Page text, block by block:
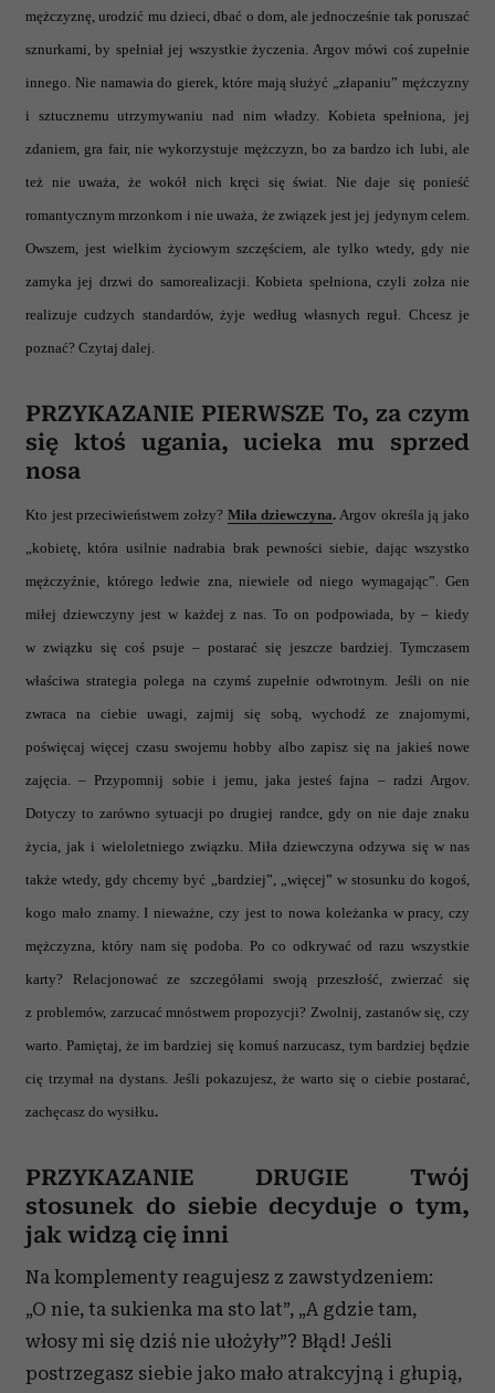
mężczyznę, urodzić mu dzieci, dbać o dom, ale jednocześnie tak poruszać
sznurkami, by spełniał jej wszystkie życzenia. Argov mówi coś zupełnie
innego. Nie namawia do gierek, które mają służyć „złapaniu” mężczyzny
i sztucznemu utrzymywaniu nad nim władzy. Kobieta spełniona, jej
zdaniem, gra fair, nie wykorzystuje mężczyzn, bo za bardzo ich lubi, ale
też nie uważa, że wokół nich kręci się świat. Nie daje się ponieść
romantycznym mrzonkom i nie uważa, że związek jest jej jedynym celem.
Owszem, jest wielkim życiowym szczęściem, ale tylko wtedy, gdy nie
zamyka jej drzwi do samorealizacji. Kobieta spełniona, czyli zołza nie
realizuje cudzych standardów, żyje według własnych reguł. Chcesz je
poznać? Czytaj dalej.
PRZYKAZANIE PIERWSZE To, za czym
się ktoś ugania, ucieka mu sprzed
nosa
Kto jest przeciwieństwem zołzy? Miła dziewczyna. Argov określa ją jako
„kobietę, która usilnie nadrabia brak pewności siebie, dając wszystko
mężczyźnie, którego ledwie zna, niewiele od niego wymagając”. Gen
miłej dziewczyny jest w każdej z nas. To on podpowiada, by – kiedy
w związku się coś psuje – postarać się jeszcze bardziej. Tymczasem
właściwa strategia polega na czymś zupełnie odwrotnym. Jeśli on nie
zwraca na ciebie uwagi, zajmij się sobą, wychodź ze znajomymi,
poświęcaj więcej czasu swojemu hobby albo zapisz się na jakieś nowe
zajęcia. – Przypomnij sobie i jemu, jaka jesteś fajna – radzi Argov.
Dotyczy to zarówno sytuacji po drugiej randce, gdy on nie daje znaku
życia, jak i wieloletniego związku. Miła dziewczyna odzywa się w nas
także wtedy, gdy chcemy być „bardziej”, „więcej” w stosunku do kogoś,
kogo mało znamy. I nieważne, czy jest to nowa koleżanka w pracy, czy
mężczyzna, który nam się podoba. Po co odkrywać od razu wszystkie
karty? Relacjonować ze szczegółami swoją przeszłość, zwierzać się
z problemów, zarzucać mnóstwem propozycji? Zwolnij, zastanów się, czy
warto. Pamiętaj, że im bardziej się komuś narzucasz, tym bardziej będzie
cię trzymał na dystans. Jeśli pokazujesz, że warto się o ciebie postarać,
zachęcasz do wysiłku.
PRZYKAZANIE DRUGIE Twój
stosunek do siebie decyduje o tym,
jak widzą cię inni
Na komplementy reagujesz z zawstydzeniem:
„O nie, ta sukienka ma sto lat”, „A gdzie tam,
włosy mi się dziś nie ułożyły”? Błąd! Jeśli
postrzegasz siebie jako mało atrakcyjną i głupią,